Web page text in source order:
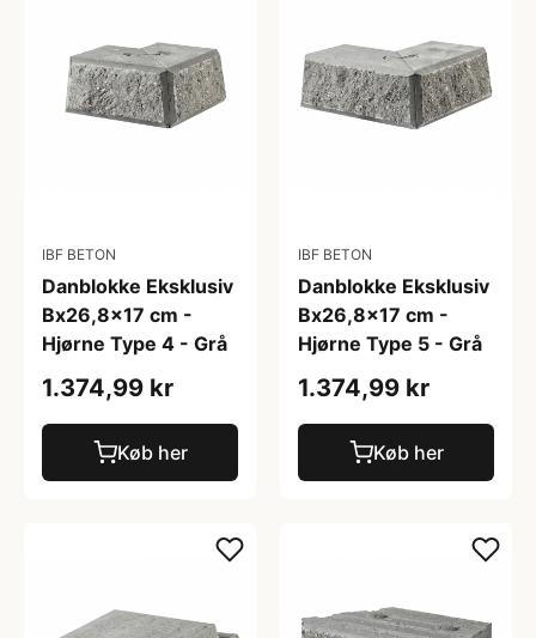
IBF BETON
Danblokke Eksklusiv
Bx26,8x17 cm -
Hjørne Type 4 - Grå
1.374,99 kr
Køb her
IBF BETON
Danblokke Eksklusiv
Bx26,8x17 cm -
Hjørne Type 5 - Grå
1.374,99 kr
Køb her